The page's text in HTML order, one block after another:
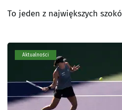
To jeden z największych
Aktualności